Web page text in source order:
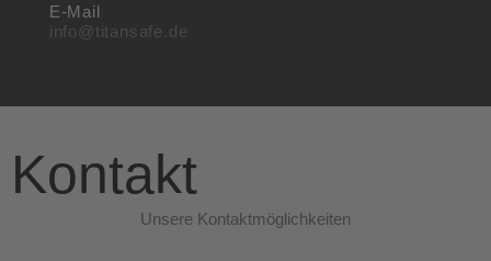
E-Mail
info@titansafe.de
Kontakt
Unsere Kontaktmöglichkeiten